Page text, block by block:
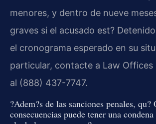
menores, y dentro de nueve
graves si el acusado est?
el cronograma esperado en su
particular, contacte a Law Offices
al (888) 437-7747.
?Adem?s de las sanciones penales, qu?
consecuencias puede tener una